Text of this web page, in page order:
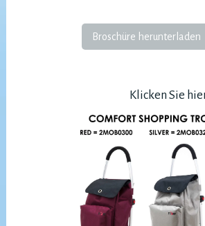
Broschüre herunterladen
Klicken Sie